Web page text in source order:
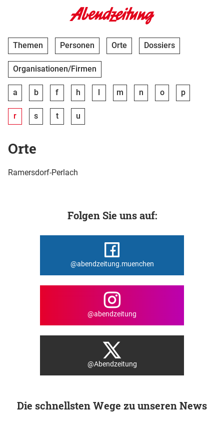
Themen Personen Orte Dossiers
Organisationen/Firmen
a b f h l m n o p
r s t u
Orte
Ramersdorf-Perlach
Folgen Sie uns auf:
@abendzeitung.muenchen
@abendzeitung
@Abendzeitung
Die schnellsten Wege zu unseren News